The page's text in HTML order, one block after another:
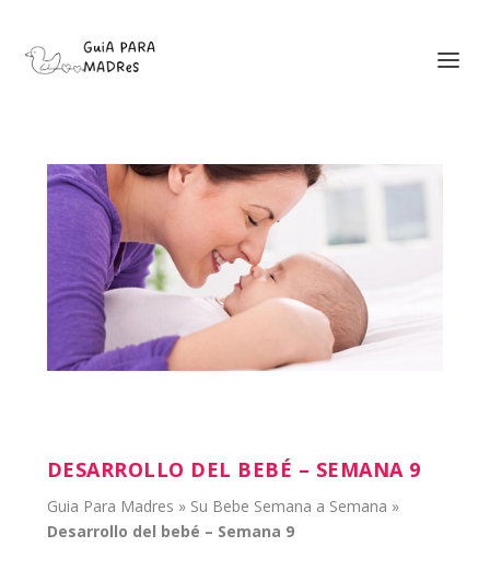
DESARROLLO DEL BEBÉ – SEMANA 9
Guia Para Madres » Su Bebe Semana a Semana »
Desarrollo del bebé – Semana 9